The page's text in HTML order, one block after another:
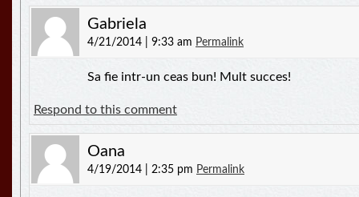
Gabriela
4/21/2014 | 9:33 am Permalink
Sa fie intr-un ceas bun! Mult succes!
Respond to this comment
Oana
4/19/2014 | 2:35 pm Permalink